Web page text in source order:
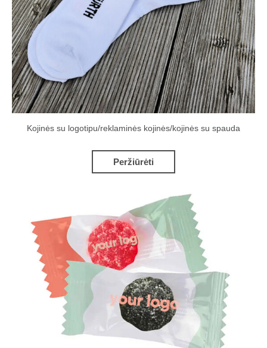
Kojinės su logotipu/reklaminės kojinės/kojinės su spauda
Peržiūrėti